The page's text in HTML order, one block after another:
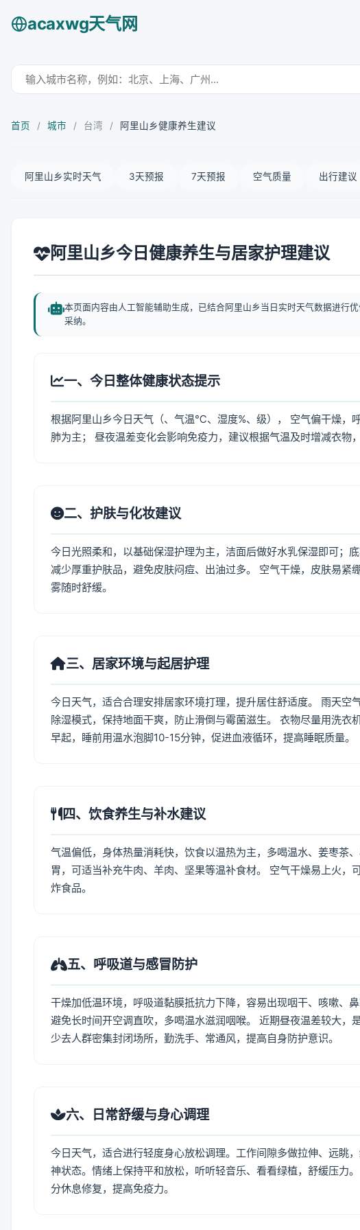
acaxwg天气网
首页 / 城市 / 台湾 / 阿里山乡健康养生建议
阿里山乡实时天气 3天预报 7天预报 空气质量 出行建议
阿里山乡今日健康养生与居家护理建议
本页面内容由人工智能辅助生成，已结合阿里山乡当日实时天气数据进行
采纳。
一、今日整体健康状态提示
根据阿里山乡今日天气（、气温℃、湿度%、级）， 空气偏干燥，
肺为主； 昼夜温差变化会影响免疫力，建议根据气温及时增减衣物
二、护肤与化妆建议
今日光照柔和，以基础保湿护理为主，洁面后做好水乳保湿即可；
减少厚重护肤品，避免皮肤闷痘、出油过多。 空气干燥，皮肤易
雾随时舒缓。
三、居家环境与起居护理
今日天气，适合合理安排居家环境打理，提升居住舒适度。 雨天
除湿模式，保持地面干爽，防止滑倒与霉菌滋生。 衣物尽量用洗
早起，睡前用温水泡脚10-15分钟，促进血液循环，提高睡眠质量。
四、饮食养生与补水建议
气温偏低，身体热量消耗快，饮食以温热为主，多喝温水、姜枣茶
胃，可适当补充牛肉、羊肉、坚果等温补食材。 空气干燥易上火
炸食品。
五、呼吸道与感冒防护
干燥加低温环境，呼吸道黏膜抵抗力下降，容易出现咽干、咳嗽、
避免长时间开空调直吹，多喝温水滋润咽喉。 近期昼夜温差较大，
少去人群密集封闭场所，勤洗手、常通风，提高自身防护意识。
六、日常舒缓与身心调理
今日天气，适合进行轻度身心放松调理。工作间隙多做拉伸、远眺
神状态。情绪上保持平和放松，听听轻音乐、看看绿植，舒缓压力
分休息修复，提高免疫力。